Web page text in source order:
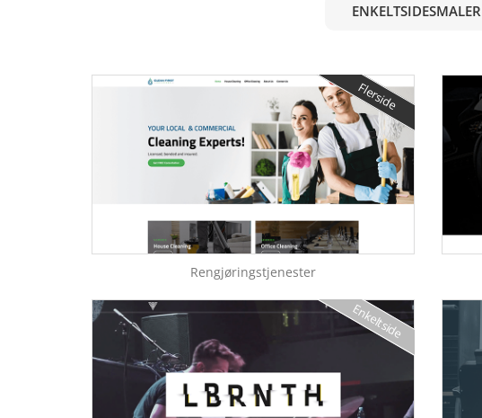
ENKELTSIDESMALER
Flerside
Rengjøringstjenester
Enkeltside